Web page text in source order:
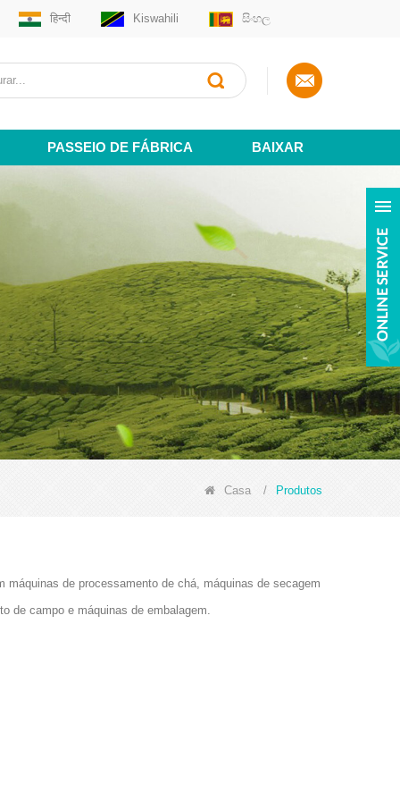
हिन्दी Kiswahili සිංහල
PASSEIO DE FÁBRICA BAIXAR
Casa / Produtos
de processamento de chá, máquinas de secagem
de campo e máquinas de embalagem.